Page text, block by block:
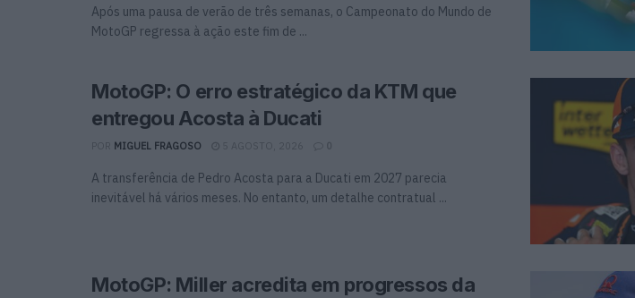
Após uma pausa de verão de três semanas, o Campeonato do Mundo de
MotoGP regressa à ação este fim de ...
MotoGP: O erro estratégico da KTM que
entregou Acosta à Ducati
MIGUEL FRAGOSO 5 AGOSTO, 2026 0
A transferência de Pedro Acosta para a Ducati em 2027 parecia
inevitável há vários meses. No entanto, um detalhe contratual ...
MotoGP: Miller acredita em progressos da